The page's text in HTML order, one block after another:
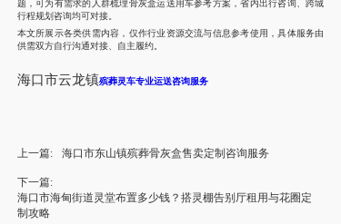
题，可为有需求的人群梳理骨灰盒运送用车参考方案，省内出行咨询、跨城
行程规划咨询均可对接。
本文所展示各类供需内容，仅作行业资源交流与信息参考使用，具体服务由
供需双方自行沟通对接、自主履约。
海口市云龙镇殡葬灵车专业运送咨询服务
上一篇: 海口市东山镇殡葬骨灰盒售卖定制咨询服务
下一篇:
海口市海甸街道灵堂布置多少钱？搭灵棚告别厅租用与花圈定
制攻略